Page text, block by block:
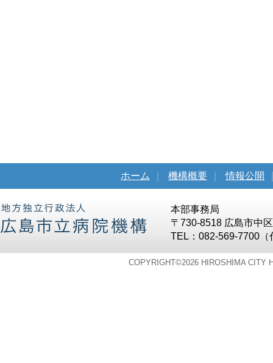
ホーム 機構概要 情報公開
本部事務局
〒730-8518 広島市中
TEL：082-569-7700
COPYRIGHT©2026 HIROSHIMA CITY